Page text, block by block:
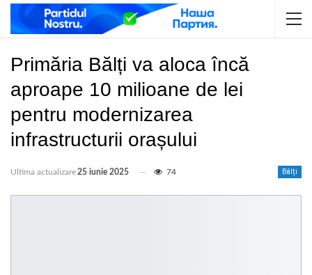
Primăria Bălți va aloca încă
aproape 10 milioane de lei
pentru modernizarea
infrastructurii orașului
Bălți
Ultima actualizare25 iunie 2025 74